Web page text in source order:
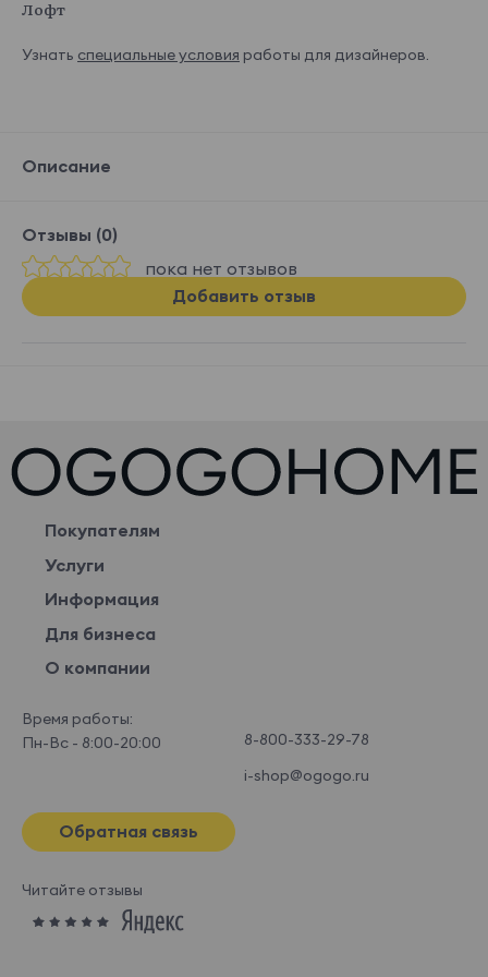
Лофт
Узнать специальные условия работы для дизайнеров.
Описание
Отзывы (0)
пока нет отзывов
Добавить отзыв
Покупателям
Услуги
Информация
Для бизнеса
О компании
Время работы:
Пн-Вс - 8:00-20:00
8-800-333-29-78
i-shop@ogogo.ru
Обратная связь
Читайте отзывы